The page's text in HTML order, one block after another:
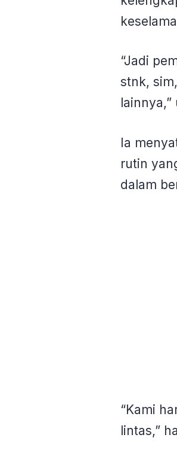
“Jadi
stnk,
Ia
rutin
dalam
“Kami
lintas,”